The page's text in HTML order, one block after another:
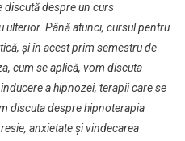
discută despre un curs
ulterior. Până atunci, cursul pentru
şi în acest prim semestru de
cum se aplică, vom discuta
a hipnozei, terapii care se
discuta despre hipnoterapia
anxietate şi vindecarea